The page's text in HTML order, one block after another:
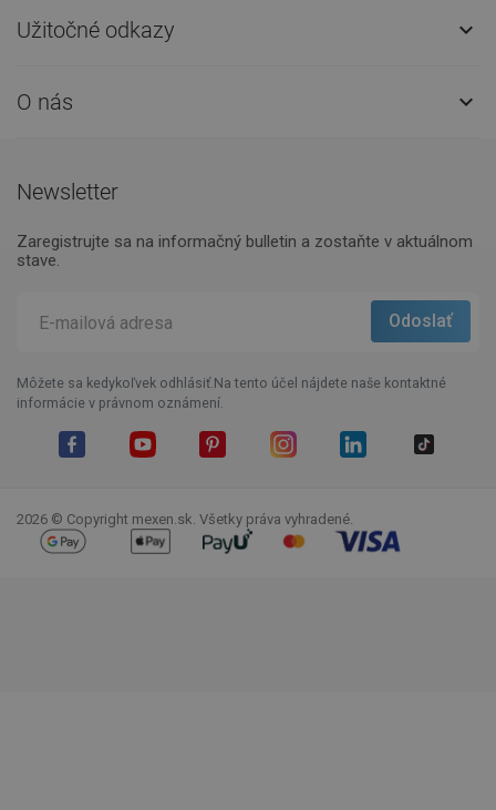
Užitočné odkazy 
O nás 
Newsletter
Zaregistrujte sa na informačný bulletin a zostaňte v aktuálnom
stave.
Môžete sa kedykoľvek odhlásiť.Na tento účel nájdete naše kontaktné
informácie v právnom oznámení.
2026 © Copyright mexen.sk. Všetky práva vyhradené.